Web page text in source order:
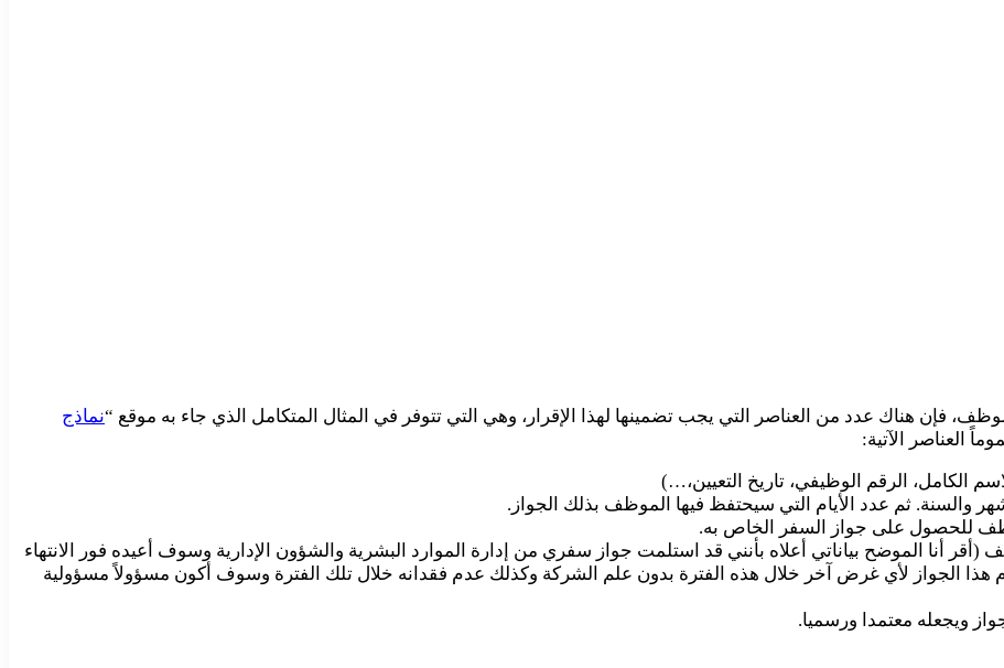
فإن هناك عدد من العناصر التي يجب تضمينها لهذا الإقرار، وهي التي تتوفر في المثال المتكامل الذي جاء به موقع “نماذج
العناصر الآتية:
الرقم الوظيفي، تاريخ التعيين،…)
والسنة. ثم عدد الأيام التي سيحتفظ فيها الموظف بذلك الجواز.
للحصول على جواز السفر الخاص به.
أنا الموضح بياناتي أعلاه بأنني قد استلمت جواز سفري من إدارة الموارد البشرية والشؤون الإدارية وسوف أعيده فور الانتهاء
هذا الجواز لأي غرض آخر خلال هذه الفترة بدون علم الشركة وكذلك عدم فقدانه خلال تلك الفترة وسوف أكون مسؤولاً مسؤولية
ويجعله معتمدا ورسميا.